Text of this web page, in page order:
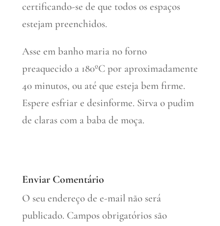
certificando-se de que todos os espaços
estejam preenchidos.
Asse em banho maria no forno
preaquecido a 180ºC por aproximadamente
40 minutos, ou até que esteja bem firme.
Espere esfriar e desinforme. Sirva o pudim
de claras com a baba de moça.
Enviar Comentário
O seu endereço de e-mail não será
publicado. Campos obrigatórios são